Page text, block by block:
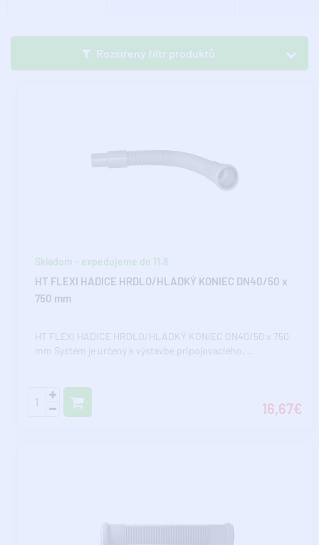
Rozšířený filtr produktů
Skladom - expedujeme do 11.8.
HT FLEXI HADICE HRDLO/HLADKÝ KONIEC DN40/50 x
750 mm
HT FLEXI HADICE HRDLO/HLADKÝ KONIEC DN40/50 x 750
mm Systém je určený k výstavbe pripojovacieho, ..
16,67€